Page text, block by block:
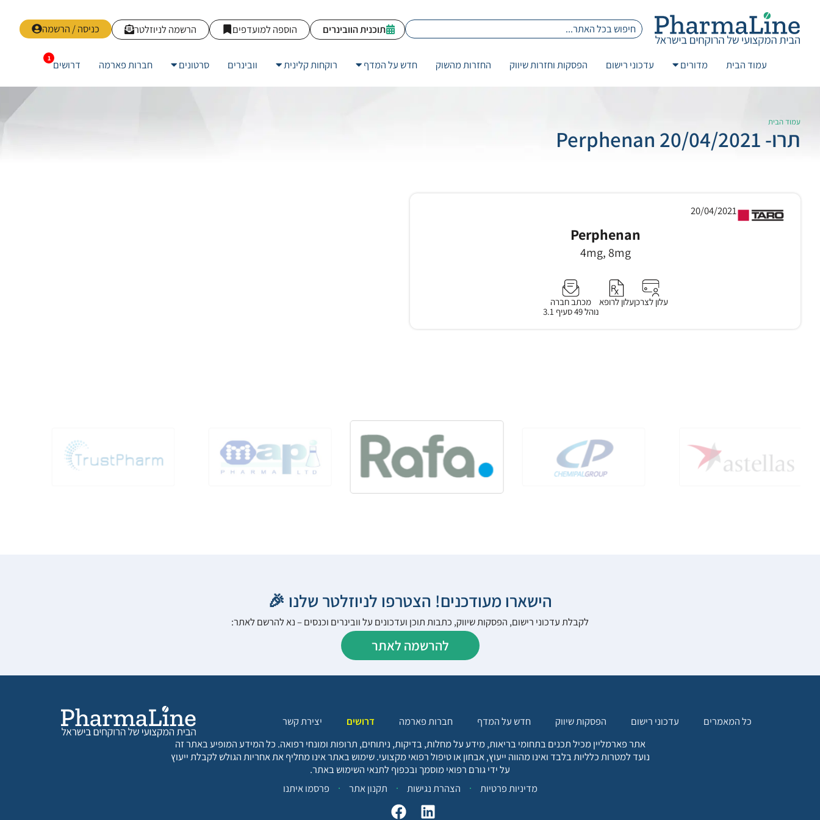
כניסה / הרשמה הרשמה לניוזלטר הוספה למועדפים תוכנית הוובינרים
עמוד הבית מדורים עדכוני רישום הפסקות וחזרות שיווק החזרות מהשוק חדש על המדף רוקחות קלינית וובינרים סרטונים חברות פארמה דרושים
עמוד הבית
תרו- 20/04/2021 Perphenan
20/04/2021
Perphenan
4mg, 8mg
עלון לצרכןעלון לרופא
מכתב חברה
נוהל 49 סעיף 3.1
הישארו מעודכנים! הצטרפו לניוזלטר שלנו 🎉
לקבלת עדכוני רישום, הפסקות שיווק, כתבות תוכן ועדכונים על וובינרים וכנסים – נא להרשם לאתר:
להרשמה לאתר
כל המאמרים עדכוני רישום הפסקות שיווק חדש על המדף חברות פארמה דרושים
יצירת קשר
אתר פארמליין מכיל תכנים בתחומי בריאות, מידע על מחלות, בדיקות, ניתוחים, תרופות ומונחי רפואה. כל המידע המופיע באתר זה
נועד למטרות כלליות בלבד ואינו מהווה ייעוץ, אבחון או טיפול רפואי מקצועי. שימוש באתר אינו מחליף את אחריות הגולש לקבלת ייעוץ
על ידי גורם רפואי מוסמך ובכפוף לתנאי השימוש באתר.
מדיניות פרטיות
הצהרת נגישות תקנון אתר פרסמו איתנו